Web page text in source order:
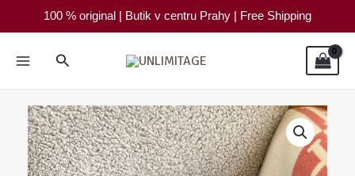
100 % original | Butik v centru Prahy | Free Shipping
Přeskočit
na
obsah
Hledat